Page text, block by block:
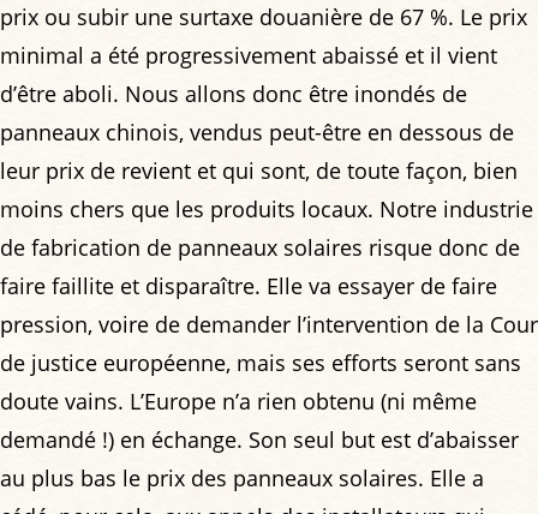
prix ou subir une surtaxe douanière de 67 %. Le prix
minimal a été progressivement abaissé et il vient
d’être aboli. Nous allons donc être inondés de
panneaux chinois, vendus peut-être en dessous de
leur prix de revient et qui sont, de toute façon, bien
moins chers que les produits locaux. Notre industrie
de fabrication de panneaux solaires risque donc de
faire faillite et disparaître. Elle va essayer de faire
pression, voire de demander l’intervention de la Cour
de justice européenne, mais ses efforts seront sans
doute vains. L’Europe n’a rien obtenu (ni même
demandé !) en échange. Son seul but est d’abaisser
au plus bas le prix des panneaux solaires. Elle a